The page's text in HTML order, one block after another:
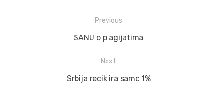
Previous
Previous
SANU o plagijatima
Next
Next
Srbija reciklira samo 1%